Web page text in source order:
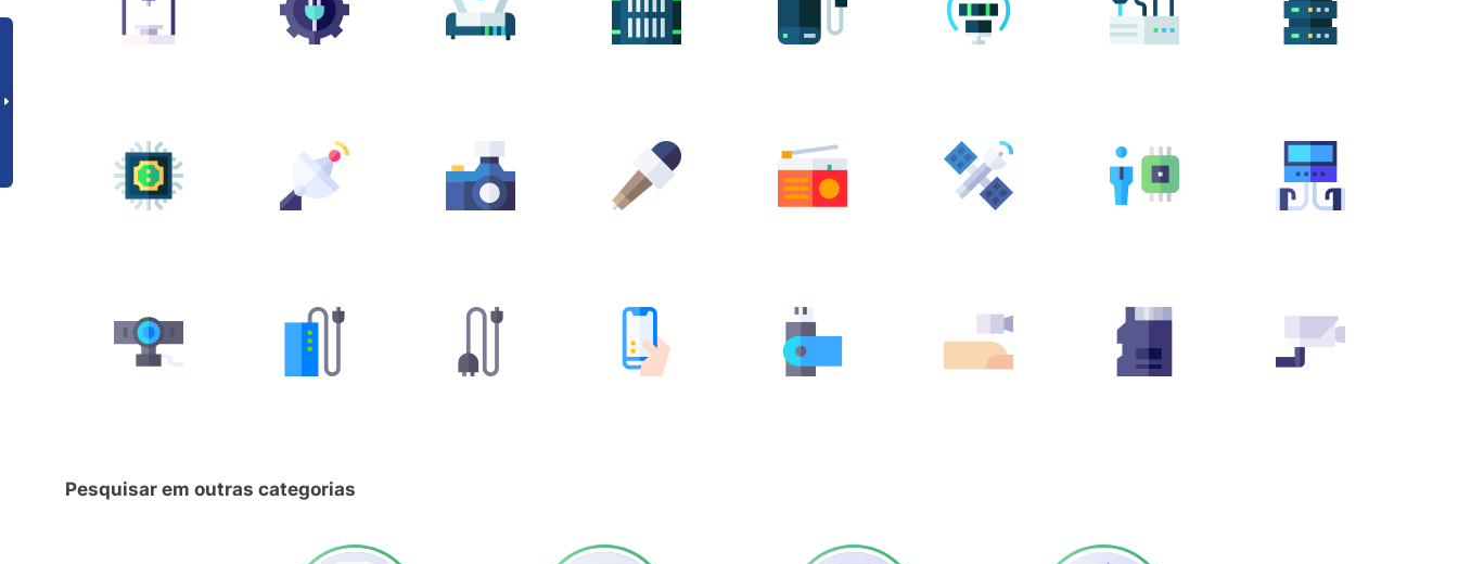
Pesquisar em outras categorias